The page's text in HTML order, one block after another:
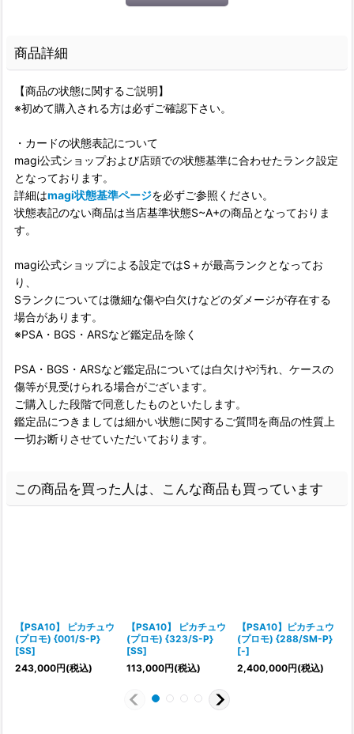
商品詳細
【商品の状態に関するご説明】
※初めて購入される方は必ずご確認下さい。
・カードの状態表記について
magi公式ショップおよび店頭での状態基準に合わせたランク設定
となっております。
詳細はmagi状態基準ページを必ずご参照ください。
状態表記のない商品は当店基準状態S~A+の商品となっておりま
す。
magi公式ショップによる設定ではS＋が最高ランクとなってお
り、
Sランクについては微細な傷や白欠けなどのダメージが存在する
場合があります。
※PSA・BGS・ARSなど鑑定品を除く
PSA・BGS・ARSなど鑑定品については白欠けや汚れ、ケースの
傷等が見受けられる場合がございます。
ご購入した段階で同意したものといたします。
鑑定品につきましては細かい状態に関するご質問を商品の性質上
一切お断りさせていただいております。
この商品を買った人は、こんな商品も買っています
【PSA10】 ピカチュウ
(プロモ) {001/S-P}
[SS]
243,000円(税込)
【PSA10】 ピカチュウ
(プロモ) {323/S-P}
[SS]
113,000円(税込)
【PSA10】ピカチュウ
(プロモ) {288/SM-P}
[-]
2,400,000円(税込)